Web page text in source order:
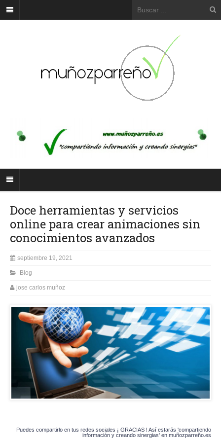
Doce herramientas y servicios
online para crear animaciones sin
conocimientos avanzados
septiembre 19, 2021
Blog
jose carlos muñoz
Puedes compartirlo en tus redes sociales ¡ GRACIAS ! Así estarás 'compartiendo
información y creando sinergias' en muñozparreño.es